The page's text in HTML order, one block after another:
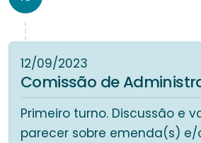
12/09/2023
Comissão de
Primeiro turno. Discussão e
parecer sobre emenda(s) e/